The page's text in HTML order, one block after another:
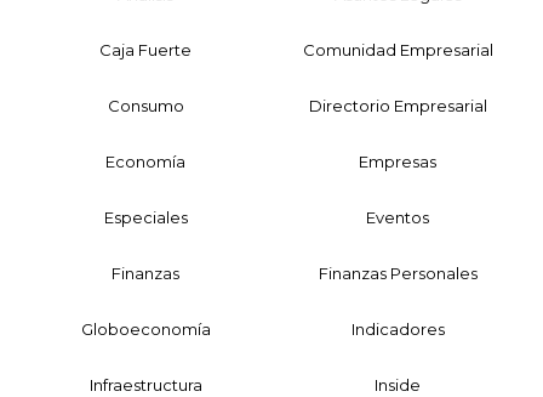
Caja Fuerte Comunidad Empresarial
Consumo Directorio Empresarial
Economía Empresas
Especiales Eventos
Finanzas Finanzas Personales
Globoeconomía Indicadores
Infraestructura Inside